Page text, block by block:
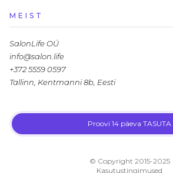
MEIST
SalonLife OÜ
info@salon.life
+372 5559 0597
Tallinn, Kentmanni 8b, Eesti
Proovi 14 päeva TASUTA
© Copyright 2015-2025
Kasutustingimused